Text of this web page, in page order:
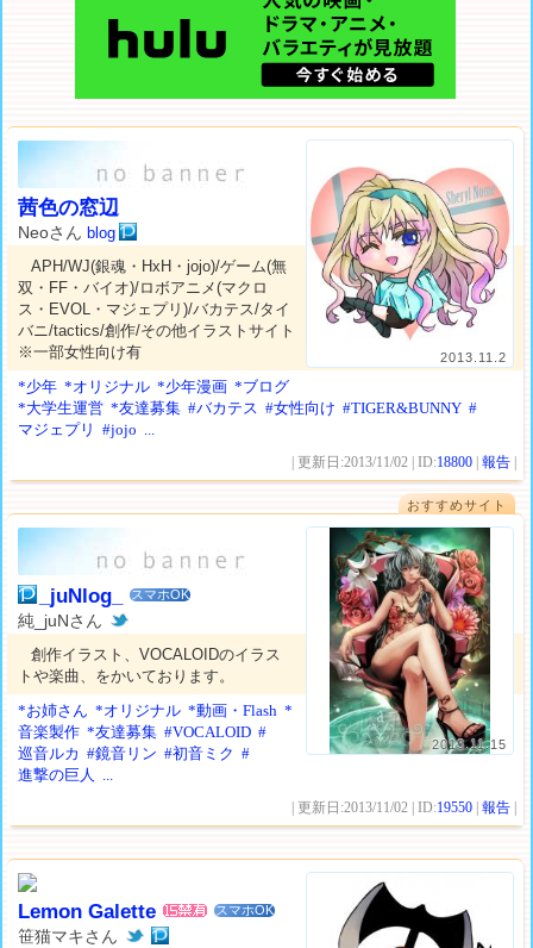
2013.11.2
茜色の窓辺
Neoさんblog
APH/WJ(銀魂・HxH・jojo)/ゲーム(無
双・FF・バイオ)/ロボアニメ(マクロ
ス・EVOL・マジェプリ)/バカテス/タイ
バニ/tactics/創作/その他イラストサイト
※一部女性向け有
*少年 *オリジナル *少年漫画 *ブログ
*大学生運営 *友達募集 #バカテス #女性向け #TIGER&BUNNY #
マジェプリ
#jojo ...
| 更新日:2013/11/02 | ID:18800 |報告
おすすめサイト
2013.11.15
_juNlog_ スマホOK
純_juNさん
創作イラスト、VOCALOIDのイラス
トや楽曲、をかいております。
*お姉さん *オリジナル *動画・Flash *
音楽製作 *友達募集 #VOCALOID #
巡音ルカ #鏡音リン #初音ミク #
進撃の巨人 ...
| 更新日:2013/11/02 | ID:19550 |報告
Lemon Galette スマホOK
笹猫マキさん